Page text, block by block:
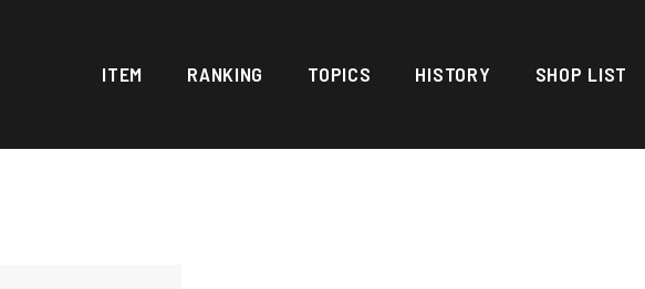
ITEM RANKING TOPICS HISTORY SHOP LIST